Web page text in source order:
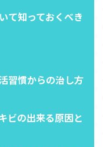
て知っておくべき
習慣からの治し方
ビの出来る原因と